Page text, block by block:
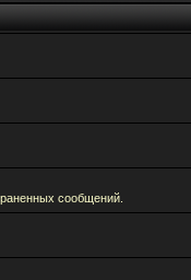
сообщений.